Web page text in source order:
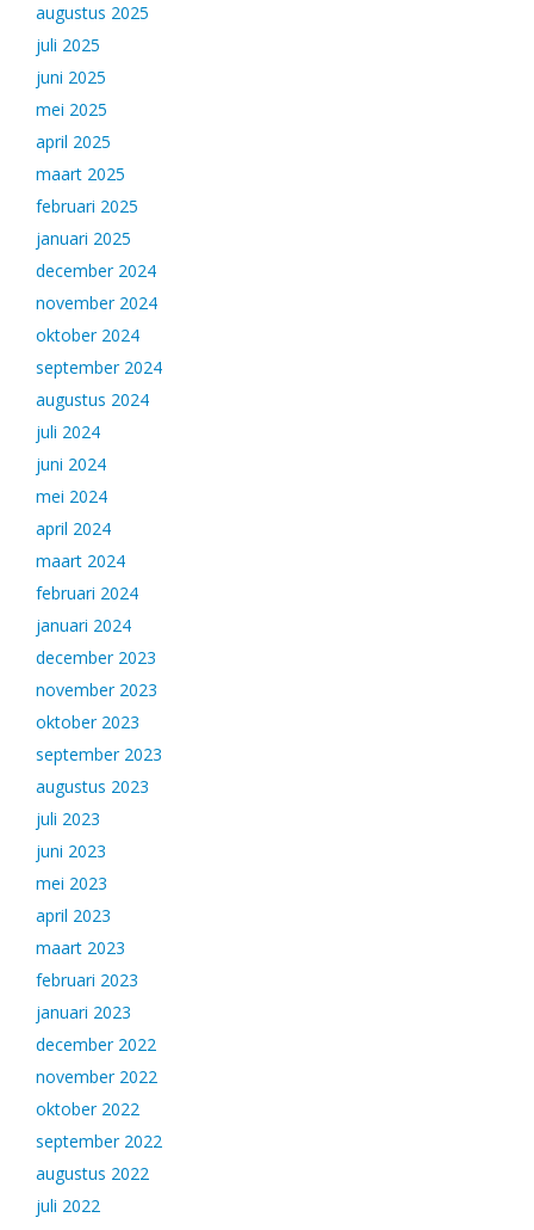
augustus 2025
juli 2025
juni 2025
mei 2025
april 2025
maart 2025
februari 2025
januari 2025
december 2024
november 2024
oktober 2024
september 2024
augustus 2024
juli 2024
juni 2024
mei 2024
april 2024
maart 2024
februari 2024
januari 2024
december 2023
november 2023
oktober 2023
september 2023
augustus 2023
juli 2023
juni 2023
mei 2023
april 2023
maart 2023
februari 2023
januari 2023
december 2022
november 2022
oktober 2022
september 2022
augustus 2022
juli 2022